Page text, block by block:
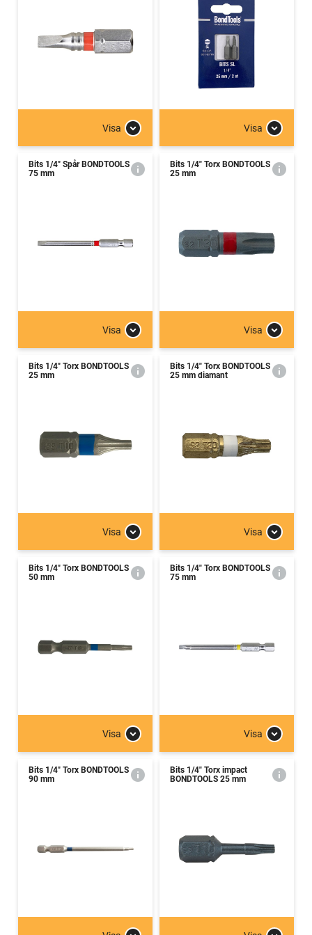
Visa Visa
Bits 1/4" Spår BONDTOOLS
75 mm
Visa
Bits 1/4" Torx BONDTOOLS
25 mm
Visa
Bits 1/4" Torx BONDTOOLS
25 mm
Visa
Bits 1/4" Torx BONDTOOLS
25 mm diamant
Visa
Bits 1/4" Torx BONDTOOLS
50 mm
Visa
Bits 1/4" Torx BONDTOOLS
75 mm
Visa
Bits 1/4" Torx BONDTOOLS
90 mm
Bits 1/4" Torx impact
BONDTOOLS 25 mm